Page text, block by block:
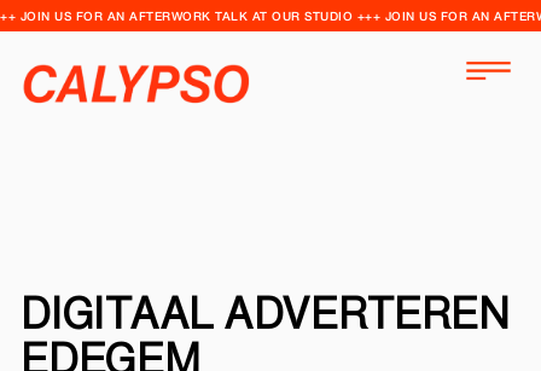
++ JOIN US FOR AN AFTERWORK TALK AT OUR STUDIO +++ JOIN US FOR AN
DIGITAAL ADVERTEREN
EDEGEM